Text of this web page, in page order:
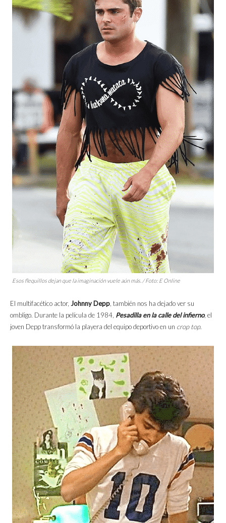
Esos flequillos dejan que la imaginación vuele aún más. / Foto: E Online
El multifacético actor, Johnny Depp, también nos ha dejado ver su
ombligo. Durante la película de 1984, Pesadilla en la calle del infierno, el
joven Depp transformó la playera del equipo deportivo en un crop top.